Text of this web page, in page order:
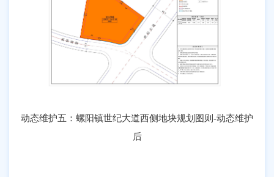
动态维护五：螺阳镇世纪大道西侧地块规划图则-动态维护
后